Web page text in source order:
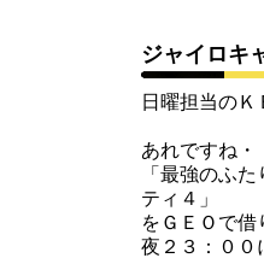
ジャイロキ
日曜担当のＫ
あれですね・
「最強のふ
ティ４」
をＧＥＯで借
夜２３：００